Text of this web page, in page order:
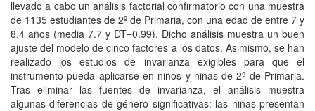
llevado a cabo un análisis factorial confirmatorio con una muestra
de 1135 estudiantes de 2º de Primaria, con una edad de entre 7 y
8.4 años (media 7.7 y DT=0.99). Dicho análisis muestra un buen
ajuste del modelo de cinco factores a los datos. Asimismo, se han
realizado los estudios de invarianza exigibles para que el
instrumento pueda aplicarse en niños y niñas de 2º de Primaria.
Tras eliminar las fuentes de invarianza, el análisis muestra
algunas diferencias de género significativas: las niñas presentan